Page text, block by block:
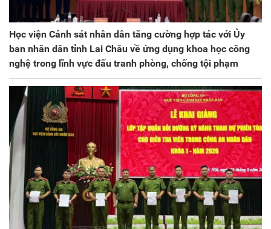
Học viện Cảnh sát nhân dân tăng cường hợp tác với Ủy
ban nhân dân tỉnh Lai Châu về ứng dụng khoa học công
nghệ trong lĩnh vực đấu tranh phòng, chống tội phạm